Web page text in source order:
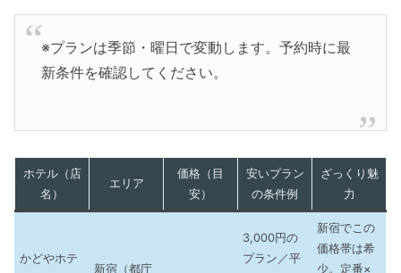
※プランは季節・曜日で変動します。予約時に最
新条件を確認してください。
ホテル（店
名）
エリア
価格（目
安）
安いプラン
の条件例
ざっくり魅
力
かどやホテ
新宿（都庁
3,000円の
プラン／平
新宿でこの
価格帯は希
少。定番×